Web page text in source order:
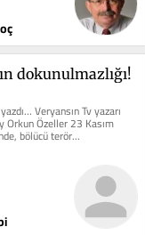
dokunulmazlığı!
Veryansın Tv yazarı
Orkun Özeller 23 Kasım
bölücü terör...